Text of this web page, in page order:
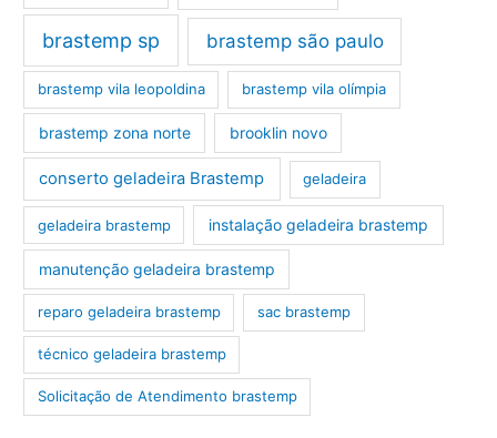
brastemp sp brastemp são paulo
brastemp vila leopoldina brastemp vila olímpia
brastemp zona norte brooklin novo
conserto geladeira Brastemp geladeira
geladeira brastemp instalação geladeira brastemp
manutenção geladeira brastemp
reparo geladeira brastemp sac brastemp
técnico geladeira brastemp
‎Solicitação de Atendimento brastemp